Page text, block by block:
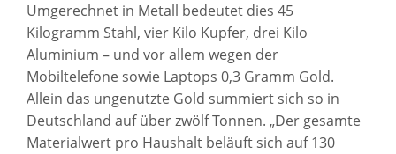
Umgerechnet in Metall bedeutet dies 45
Kilogramm Stahl, vier Kilo Kupfer, drei Kilo
Aluminium – und vor allem wegen der
Mobiltelefone sowie Laptops 0,3 Gramm Gold.
Allein das ungenutzte Gold summiert sich so in
Deutschland auf über zwölf Tonnen. „Der gesamte
Materialwert pro Haushalt beläuft sich auf 130